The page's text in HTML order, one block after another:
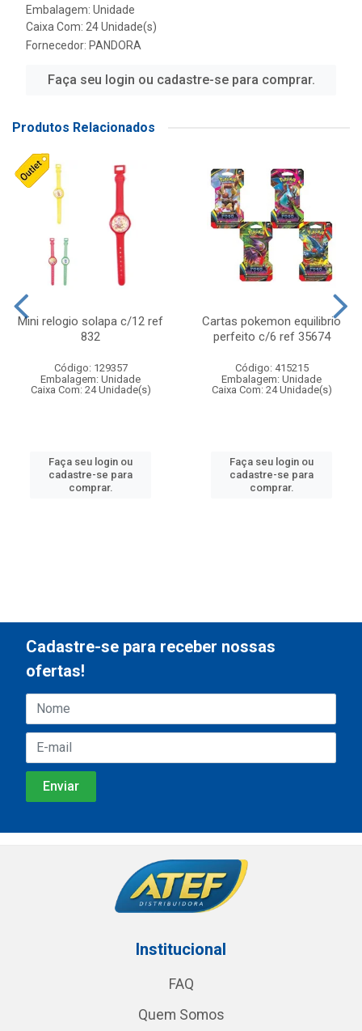
Embalagem: Unidade
Caixa Com: 24 Unidade(s)
Fornecedor: PANDORA
Faça seu login ou cadastre-se para comprar.
Produtos Relacionados
Mini relogio solapa c/12 ref
832
Código: 129357
Embalagem: Unidade
Caixa Com: 24 Unidade(s)
Faça seu login ou
cadastre-se para
comprar.
Cartas pokemon equilibrio
perfeito c/6 ref 35674
Código: 415215
Embalagem: Unidade
Caixa Com: 24 Unidade(s)
Faça seu login ou
cadastre-se para
comprar.
Cadastre-se para receber nossas
ofertas!
Institucional
FAQ
Quem Somos